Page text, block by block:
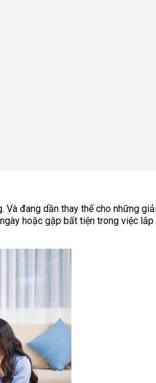
đang dần thay thế cho những
hoặc gặp bất tiện trong việc